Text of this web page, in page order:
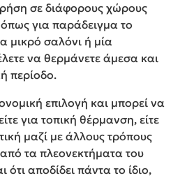
σε διάφορους χώρους
για παράδειγμα το
μικρό σαλόνι ή μία
να θερμάνετε άμεσα και
περίοδο.
επιλογή και μπορεί να
για τοπική θέρμανση, είτε
μαζί με άλλους τρόπους
τα πλεονεκτήματα του
ότι αποδίδει πάντα το ίδιο,